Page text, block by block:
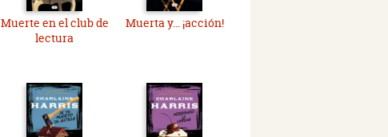
Muerte en el club de
lectura
Muerta y... ¡acción!